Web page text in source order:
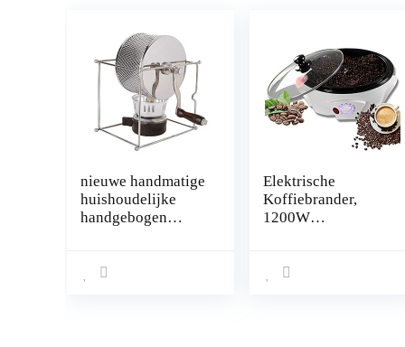
nieuwe handmatige
huishoudelijke
handgebogen
anti-corrosie 1 st
Elektrische
Koffiebrander,
1200W
osterende Machine,